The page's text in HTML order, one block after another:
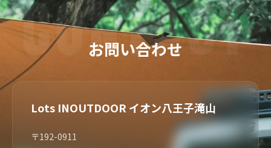
お問い合わせ
Lots INOUTDOOR イオン八王子滝山
〒192-0911